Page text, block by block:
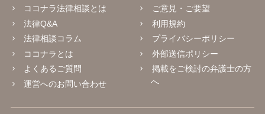
ココナラ法律相談とは
法律Q&A
法律相談コラム
ココナラとは
よくあるご質問
運営へのお問い合わせ
ご意見・ご要望
利用規約
プライバシーポリシー
外部送信ポリシー
掲載をご検討の弁護士の方
へ